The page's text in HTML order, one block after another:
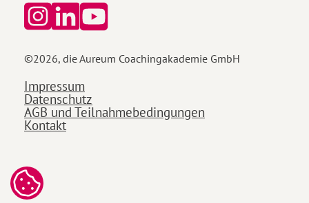
©2026, die Aureum Coachingakademie GmbH
Impressum
Datenschutz
AGB und Teilnahmebedingungen
Kontakt